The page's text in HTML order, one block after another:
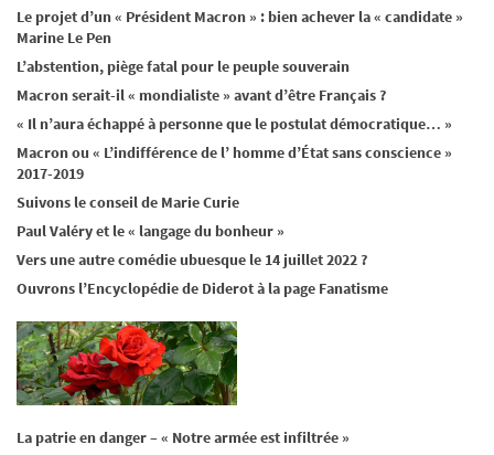
Le projet d’un « Président Macron » : bien achever la « candidate »
Marine Le Pen
L’abstention, piège fatal pour le peuple souverain
Macron serait-il « mondialiste » avant d’être Français ?
« Il n’aura échappé à personne que le postulat démocratique… »
Macron ou « L’indifférence de l’ homme d’État sans conscience »
2017-2019
Suivons le conseil de Marie Curie
Paul Valéry et le « langage du bonheur »
Vers une autre comédie ubuesque le 14 juillet 2022 ?
Ouvrons l’Encyclopédie de Diderot à la page Fanatisme
La patrie en danger – « Notre armée est infiltrée »